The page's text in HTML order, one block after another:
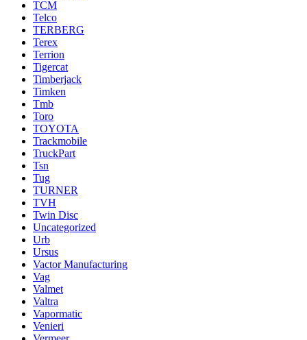
TCM
Telco
TERBERG
Terex
Terrion
Tigercat
Timberjack
Timken
Tmb
Toro
TOYOTA
Trackmobile
TruckPart
Tsn
Tug
TURNER
TVH
Twin Disc
Uncategorized
Urb
Ursus
Vactor Manufacturing
Vag
Valmet
Valtra
Vapormatic
Venieri